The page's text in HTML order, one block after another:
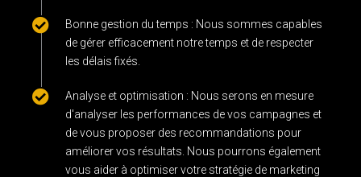
Bonne gestion du temps : Nous sommes capables
de gérer efficacement notre temps et de respecter
les délais fixés.
Analyse et optimisation : Nous serons en mesure
d'analyser les performances de vos campagnes et
de vous proposer des recommandations pour
améliorer vos résultats. Nous pourrons également
vous aider à optimiser votre stratégie de marketing